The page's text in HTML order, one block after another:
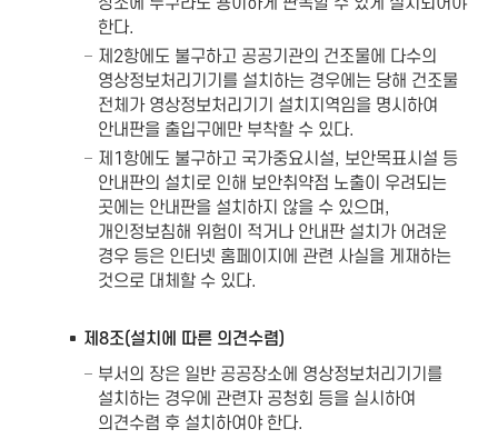
한다.
제2항에도 불구하고 공공기관의 건조물에 다수의
영상정보처리기기를 설치하는 경우에는 당해 건조물
전체가 영상정보처리기기 설치지역임을 명시하여
안내판을 출입구에만 부착할 수 있다.
제1항에도 불구하고 국가중요시설, 보안목표시설 등
안내판의 설치로 인해 보안취약점 노출이 우려되는
곳에는 안내판을 설치하지 않을 수 있으며,
개인정보침해 위험이 적거나 안내판 설치가 어려운
경우 등은 인터넷 홈페이지에 관련 사실을 게재하는
것으로 대체할 수 있다.
제8조(설치에 따른 의견수렴)
부서의 장은 일반 공공장소에 영상정보처리기기를
설치하는 경우에 관련자 공청회 등을 실시하여
의견수렴 후 설치하여야 한다.